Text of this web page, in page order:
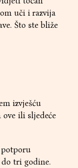
uči i razvija
Što ste bliže
izvješću
ili sljedeće
potporu
tri godine.